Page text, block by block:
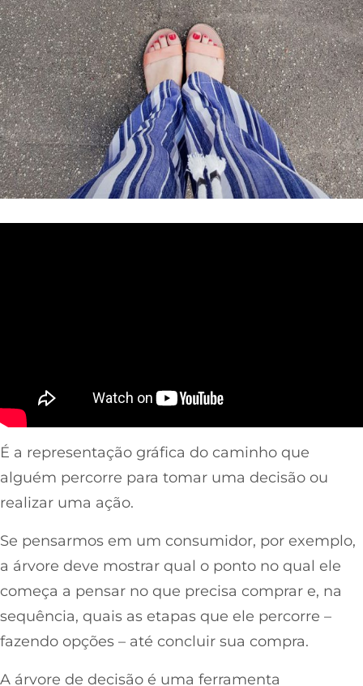
É a representação gráfica do caminho que
alguém percorre para tomar uma decisão ou
realizar uma ação.
Se pensarmos em um consumidor, por exemplo,
a árvore deve mostrar qual o ponto no qual ele
começa a pensar no que precisa comprar e, na
sequência, quais as etapas que ele percorre –
fazendo opções – até concluir sua compra.
A árvore de decisão é uma ferramenta